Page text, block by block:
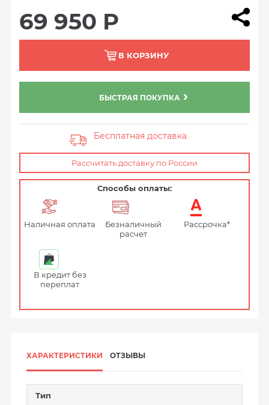
69 950 Р
В КОРЗИНУ
БЫСТРАЯ ПОКУПКА
Бесплатная доставка
Рассчитать доставку по России
Способы оплаты:
Наличная оплата
Безналичный
расчет
Рассрочка*
В кредит без
переплат
ХАРАКТЕРИСТИКИ ОТЗЫВЫ
Тип